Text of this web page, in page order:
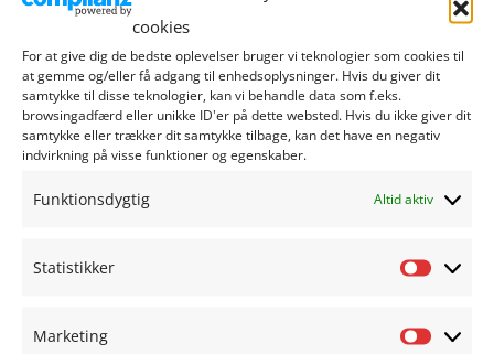
cookies
For at give dig de bedste oplevelser bruger vi teknologier som cookies til
at gemme og/eller få adgang til enhedsoplysninger. Hvis du giver dit
samtykke til disse teknologier, kan vi behandle data som f.eks.
browsingadfærd eller unikke ID'er på dette websted. Hvis du ikke giver dit
samtykke eller trækker dit samtykke tilbage, kan det have en negativ
indvirkning på visse funktioner og egenskaber.
Funktionsdygtig Altid aktiv
Statistikker
Marketing
Vores 6. årgang har her en vigtig rolle som dommer i
kampene.
UNDERVISNING